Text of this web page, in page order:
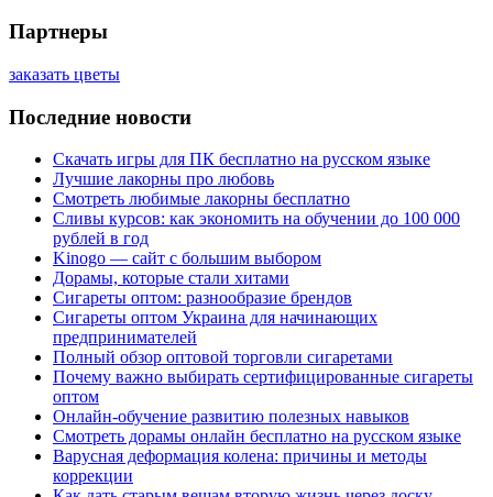
Партнеры
заказать цветы
Последние новости
Скачать игры для ПК бесплатно на русском языке
Лучшие лакорны про любовь
Смотреть любимые лакорны бесплатно
Сливы курсов: как экономить на обучении до 100 000
рублей в год
Kinogo — сайт с большим выбором
Дорамы, которые стали хитами
Сигареты оптом: разнообразие брендов
Сигареты оптом Украина для начинающих
предпринимателей
Полный обзор оптовой торговли сигаретами
Почему важно выбирать сертифицированные сигареты
оптом
Онлайн-обучение развитию полезных навыков
Смотреть дорамы онлайн бесплатно на русском языке
Варусная деформация колена: причины и методы
коррекции